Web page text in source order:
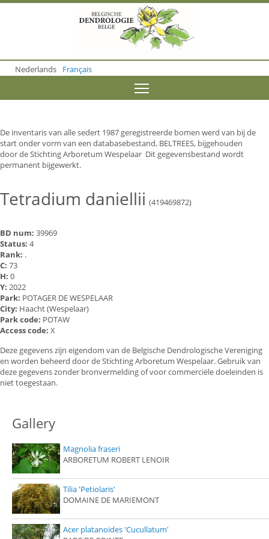
o
m
o
n
t
e
n
Nederlands Français
De inventaris van alle sedert 1987 geregistreerde bomen werd van bij de
start onder vorm van een databasebestand, BELTREES, bijgehouden
door de Stichting Arboretum Wespelaar Dit gegevensbestand wordt
permanent bijgewerkt.
Tetradium daniellii (419469872)
BD num: 39969
Status: 4
Rank: .
C: 73
H: 0
Y: 2022
Park: POTAGER DE WESPELAAR
City: Haacht (Wespelaar)
Park code: POTAW
Access code: X
Deze gegevens zijn eigendom van de Belgische Dendrologische Vereniging
en worden beheerd door de Stichting Arboretum Wespelaar. Gebruik van
deze gegevens zonder bronvermelding of voor commerciële doeleinden is
niet toegestaan.
Gallery
Magnolia fraseri
ARBORETUM ROBERT LENOIR
Tilia 'Petiolaris'
DOMAINE DE MARIEMONT
Acer platanoides 'Cucullatum'